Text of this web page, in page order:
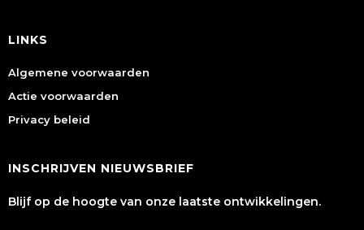
LINKS
Algemene voorwaarden
Actie voorwaarden
Privacy beleid
INSCHRIJVEN NIEUWSBRIEF
Blijf op de hoogte van onze laatste ontwikkelingen.